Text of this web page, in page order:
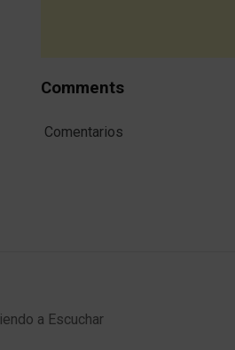
Comments
Comentarios
a Escuchar